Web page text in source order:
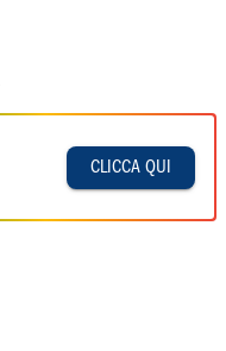
CLICCA QUI